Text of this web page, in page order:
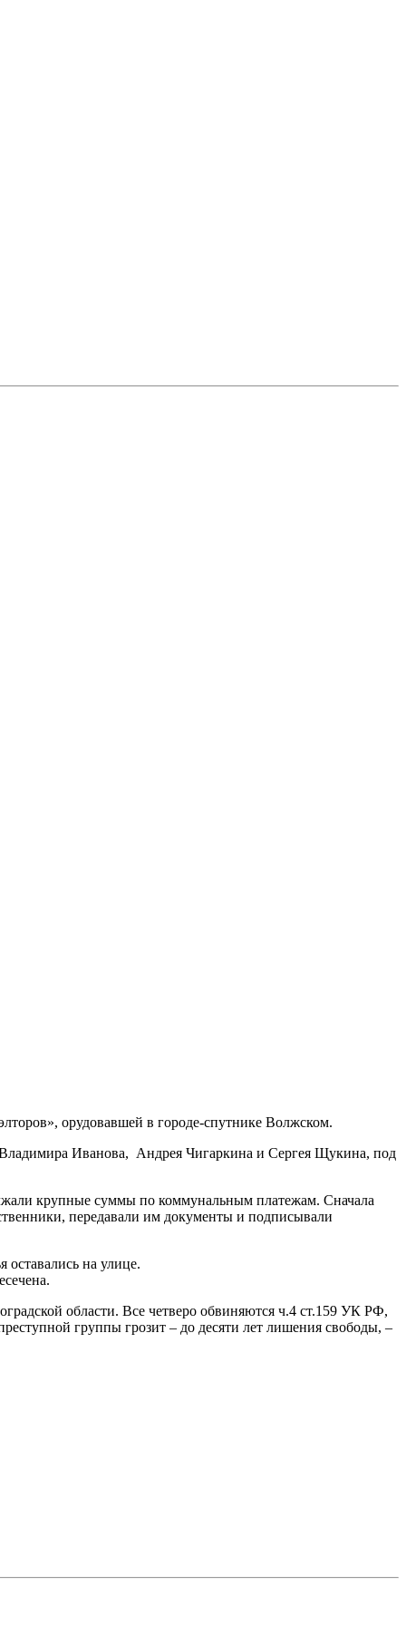
орудовавшей в городе-спутнике Волжском.
Иванова, Андрея Чигаркина и Сергея Щукина, под
крупные суммы по коммунальным платежам. Сначала
передавали им документы и подписывали
на улице.
области. Все четверо обвиняются ч.4 ст.159 УК РФ,
группы грозит – до десяти лет лишения свободы, –